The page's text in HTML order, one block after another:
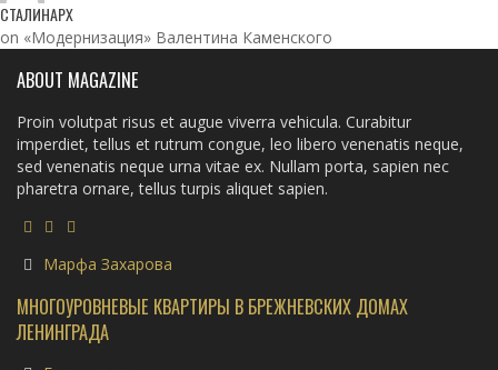
СТАЛИНАРХ
on «Модернизация» Валентина Каменского
ABOUT MAGAZINE
Proin volutpat risus et augue viverra vehicula. Curabitur
imperdiet, tellus et rutrum congue, leo libero venenatis neque,
sed venenatis neque urna vitae ex. Nullam porta, sapien nec
pharetra ornare, tellus turpis aliquet sapien.
Марфа Захарова
МНОГОУРОВНЕВЫЕ КВАРТИРЫ В БРЕЖНЕВСКИХ ДОМАХ
ЛЕНИНГРАДА